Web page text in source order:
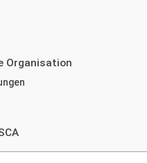
Organisation